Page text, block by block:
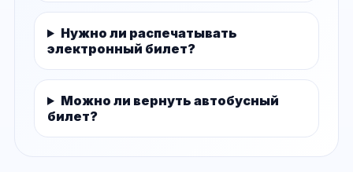
Нужно ли распечатывать
электронный билет?
Можно ли вернуть автобусный
билет?